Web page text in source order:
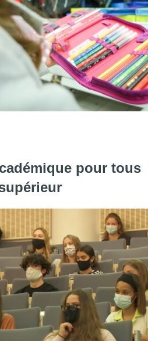
"C’est la rentrée : 900 000
pour tous